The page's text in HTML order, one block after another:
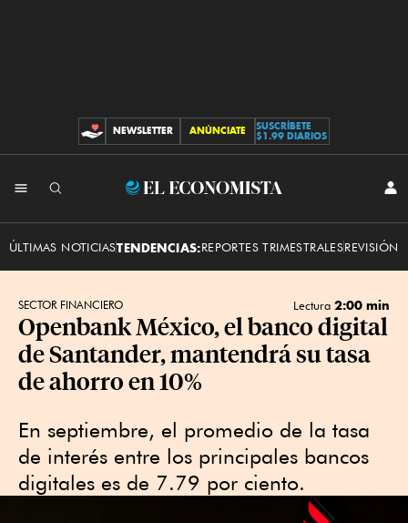
CONTRIBUCIONES
NEWSLETTER ANÚNCIATE
SUSCRÍBETE
$1.99 DIARIOS
El
ÚLTIMAS NOTICIASTENDENCIAS:REPORTES TRIMESTRALESREVISIÓN
SECTOR FINANCIERO Lectura 2:00 min
Openbank México, el banco digital
de Santander, mantendrá su tasa
de ahorro en 10%
En septiembre, el promedio de la tasa
de interés entre los principales bancos
digitales es de 7.79 por ciento.